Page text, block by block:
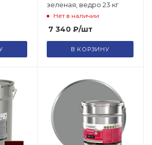
зеленая, ведро 23 кг
Нет в наличии
7 340₽/шт
В КОРЗИНУ